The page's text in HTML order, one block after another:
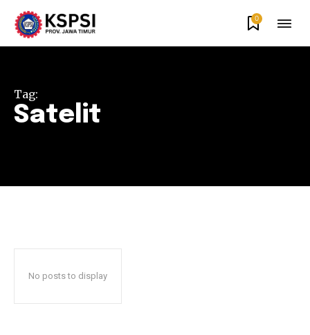
0
Tag:
Satelit
No posts to display